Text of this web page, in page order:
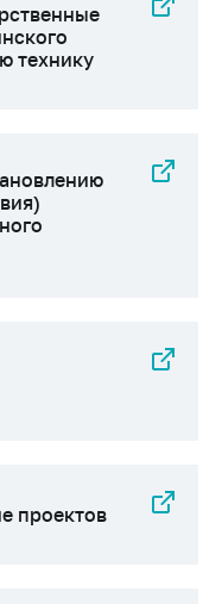
технику
проектов